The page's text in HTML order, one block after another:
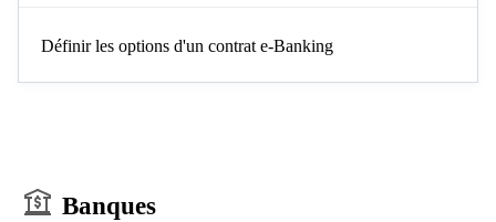
Définir les options d'un contrat e-Banking
Banques